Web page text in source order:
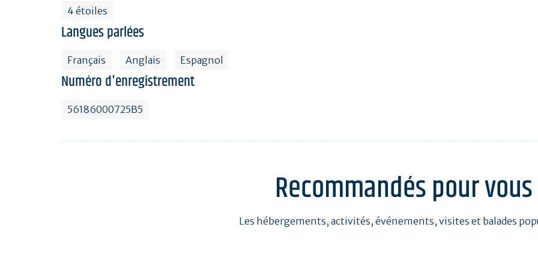
4 étoiles
Langues parlées
Français Anglais Espagnol
Numéro d'enregistrement
56186000725B5
Recommandés pour vous
Les hébergements, activités, événements, visites et balades